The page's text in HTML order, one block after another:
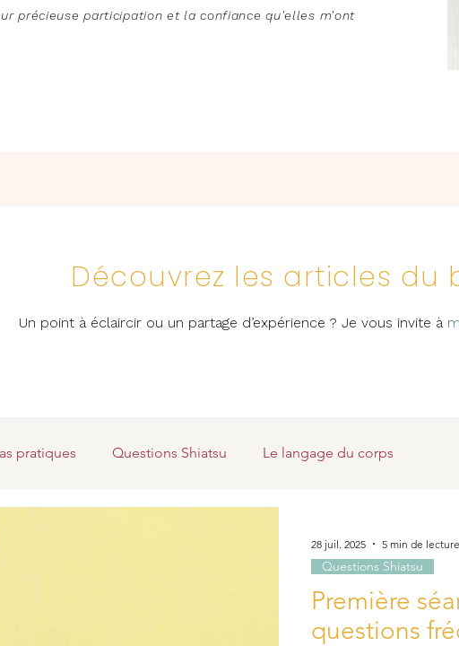
précieuse participation et la confiance qu'elles m'ont
Découvrez les articles du
Un point à éclaircir ou un partage d’expérience ? Je vous invite à
pratiques Questions Shiatsu Le langage du corps
Première
questions
Questions Shiatsu
28 juil. 2025 5 min de lecture